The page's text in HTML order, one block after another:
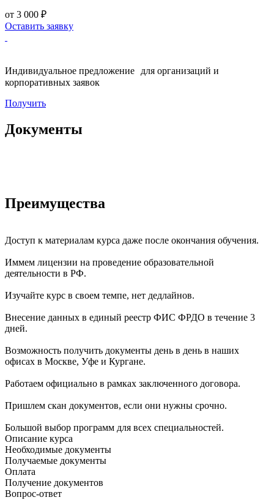
от 3 000 ₽
Оставить заявку
Индивидуальное предложение для организаций и
корпоративных заявок
Получить
Документы
Преимущества
Доступ к материалам курса даже после окончания обучения.
Иммем лицензии на проведение образовательной
деятельности в РФ.
Изучайте курс в своем темпе, нет дедлайнов.
Внесение данных в единый реестр ФИС ФРДО в течение 3
дней.
Возможность получить документы день в день в наших
офисах в Москве, Уфе и Кургане.
Работаем официально в рамках заключенного договора.
Пришлем скан документов, если они нужны срочно.
Большой выбор программ для всех специальностей.
Описание курса
Необходимые документы
Получаемые документы
Оплата
Получение документов
Вопрос-ответ